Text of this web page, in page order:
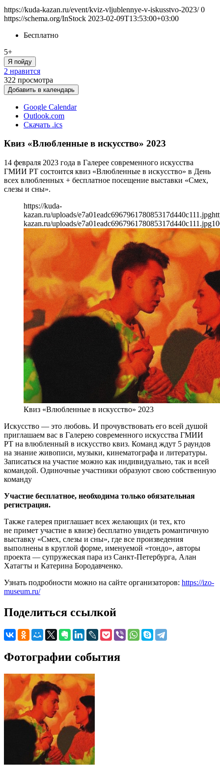
https://kuda-kazan.ru/event/kviz-vljublennye-v-iskusstvo-2023/ 0
https://schema.org/InStock 2023-02-09T13:53:00+03:00
Бесплатно
5+
Я пойду
2 нравится
322 просмотра
Добавить в календарь
Google Calendar
Outlook.com
Скачать .ics
Квиз «Влюбленные в искусство» 2023
14 февраля 2023 года в Галерее современного искусства
ГМИИ РТ состоится квиз «Влюбленные в искусство» в День
всех влюбленных + бесплатное посещение выставки «Смех,
слезы и сны».
https://kuda-
kazan.ru/uploads/e7a01eadc696796178085317d440c111.jpg
kazan.ru/uploads/e7a01eadc696796178085317d440c111.jpg
Квиз «Влюбленные в искусство» 2023
Искусство — это любовь. И прочувствовать его всей душой
приглашаем вас в Галерею современного искусства ГМИИ
РТ на влюбленный в искусство квиз. Команд ждут 5 раундов
на знание живописи, музыки, кинематографа и литературы.
Записаться на участие можно как индивидуально, так и всей
командой. Одиночные участники образуют свою собственную
команду
Участие бесплатное, необходима только обязательная
регистрация.
Также галерея приглашает всех желающих (и тех, кто
не примет участие в квизе) бесплатно увидеть романтичную
выставку «Смех, слезы и сны», где все произведения
выполнены в круглой форме, именуемой «тондо», авторы
проекта — супружеская пара из Санкт-Петербурга, Алан
Хатагты и Катерина Бородавченко.
Узнать подробности можно на сайте организаторов: https://izo-
museum.ru/
Поделиться ссылкой
Фотографии события